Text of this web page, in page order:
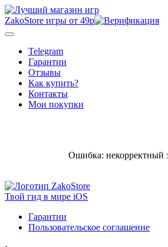
ZakoStore игры от 49р
Telegram
Гарантии
Отзывы
Как купить?
Контакты
Мои покупки
Ошибка: некорректный
Твой гид в мире iOS
Гарантии
Пользовательское соглашение